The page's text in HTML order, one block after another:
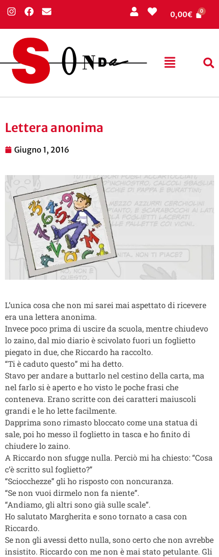
0,00€
Lettera anonima
Giugno 1, 2016
L’unica cosa che non mi sarei mai aspettato di ricevere
era una lettera anonima.
Invece poco prima di uscire da scuola, mentre chiudevo
lo zaino, dal mio diario è scivolato fuori un foglietto
piegato in due, che Riccardo ha raccolto.
“Ti è caduto questo” mi ha detto.
Stavo per andare a buttarlo nel cestino della carta, ma
nel farlo si è aperto e ho visto le poche frasi che
conteneva. Erano scritte con dei caratteri maiuscoli
grandi e le ho lette facilmente.
Dapprima sono rimasto bloccato come una statua di
sale, poi ho messo il foglietto in tasca e ho finito di
chiudere lo zaino.
A Riccardo non sfugge nulla. Perciò mi ha chiesto: “Cosa
c’è scritto sul foglietto?”
“Sciocchezze” gli ho risposto con noncuranza.
“Se non vuoi dirmelo non fa niente”.
“Andiamo, gli altri sono già sulle scale”.
Ho salutato Margherita e sono tornato a casa con
Riccardo.
Se non gli avessi detto nulla, sono certo che non avrebbe
insistito. Riccardo con me non è mai stato petulante. Gli